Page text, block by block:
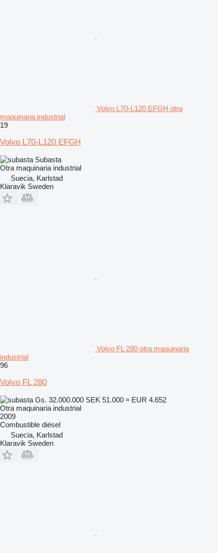
Volvo L70-L120 EFGH otra
maquinaria industrial
19
Volvo L70-L120 EFGH
Subasta
Otra maquinaria industrial
Suecia, Karlstad
Klaravik Sweden
Volvo FL 280 otra maquinaria
industrial
96
Volvo FL 280
Gs. 32.000.000 SEK 51.000 ≈ EUR 4.652
Otra maquinaria industrial
2009
Combustible diésel
Suecia, Karlstad
Klaravik Sweden